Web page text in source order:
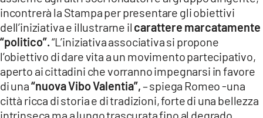
CATANZAROCHANNEL.IT
LACAPITALENEWS.IT
App
ANDROID
APPLE
incontrerà la Stampa per presentare gli obiettivi
dell’iniziativa e illustrarne il carattere marcatamente
“politico”.“L’iniziativa associativa si propone
l’obiettivo di dare vita a un movimento partecipativo,
aperto ai cittadini che vorranno impegnarsi in favore
di una“nuova Vibo Valentia”,– spiega Romeo -una
città ricca di storia e di tradizioni, forte di una bellezza
intrinseca ma a lungo trascurata fino al degrado